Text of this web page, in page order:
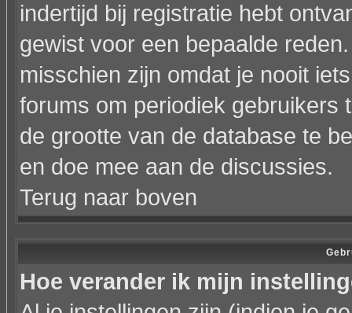
indertijd bij registratie hebt
gewist voor een bepaalde
misschien zijn omdat je nooit
forums om periodiek gebruikers
de grootte van de database te
en doe mee aan de discussies.
Terug naar boven
Hoe verander ik mijn